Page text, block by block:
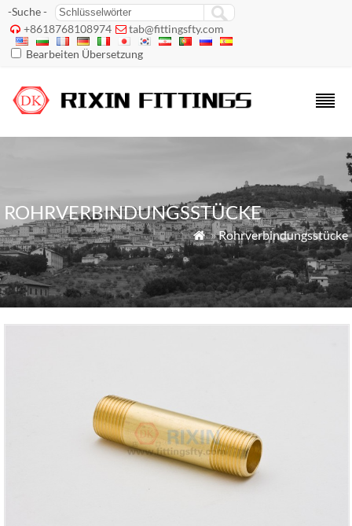
-Suche -
 +8618768108974  tab@fittingsfty.com
Bearbeiten Übersetzung
ROHRVERBINDUNGSSTÜCKE
 »Rohrverbindungsstücke